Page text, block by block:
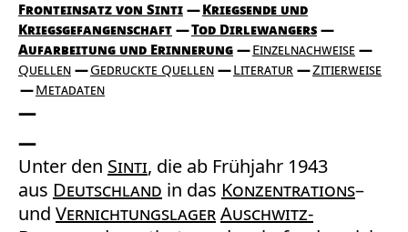
Fronteinsatz von Sinti
Kriegsende und
Kriegsgefangenschaft
Tod Dirlewangers
Aufarbeitung und Erinnerung
Einzelnachweise
Quellen
Gedruckte Quellen Literatur
Zitierweise
Metadaten
Unter den Sinti, die ab Frühjahr 1943
aus Deutschland in das Konzentrations–
und VernichtungslagerAuschwitz-